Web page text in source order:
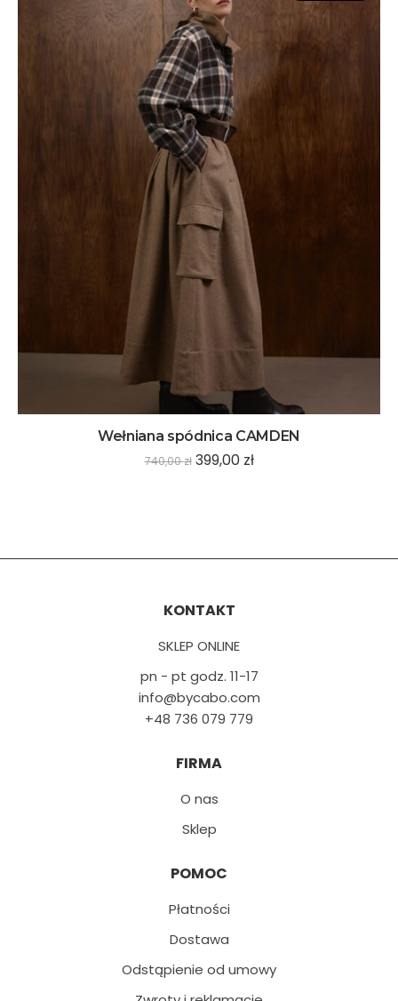
Wełniana spódnica CAMDEN
740,00zł 399,00 zł
KONTAKT
SKLEP ONLINE
pn - pt godz. 11-17
info@bycabo.com
+48 736 079 779
FIRMA
O nas
Sklep
POMOC
Płatności
Dostawa
Odstąpienie od umowy